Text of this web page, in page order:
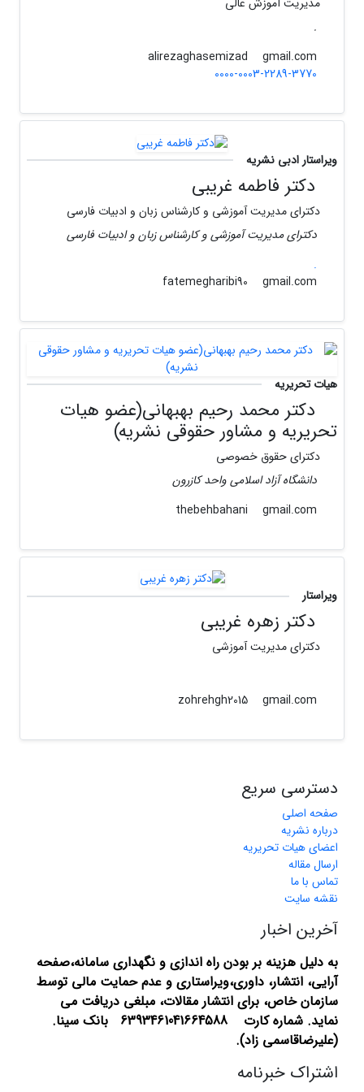
.
gmail.com
0000-0003-2289-3770
ویراستار ادبی نشریه
دکتر فاطمه غریبی
دکترای مدیریت آموزشی و کارشناس زبان و ادبیات فارسی
دکترای مدیریت آموزشی و کارشناس زبان و ادبیات فارسی
.
gmail.com
هیات تحریریه
دکتر محمد رحیم بهبهانی(عضو هیات
تحریریه و مشاور حقوقی نشریه)
دکترای حقوق خصوصی
دانشگاه آزاد اسلامی واحد کازرون
gmail.com
ویراستار
دکتر زهره غریبی
دکترای مدیریت آموزشی
gmail.com
دسترسی سریع
صفحه اصلی
درباره نشریه
اعضای هیات تحریریه
ارسال مقاله
تماس با ما
نقشه سایت
آخرین اخبار
به دلیل هزینه بر بودن راه اندازی و نگهداری سامانه،صفحه
آرایی، انتشار، داوری،ویراستاری و عدم حمایت مالی توسط
سازمان خاص، برای انتشار مقالات، مبلغی دریافت می
نماید.
شماره کارت 6393461041664588 بانک سینا.
(علیرضاقاسمی زاد).
اشتراک خبرنامه